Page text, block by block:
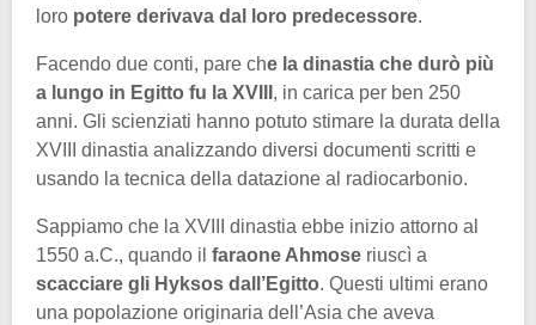
loro potere derivava dal loro predecessore.
Facendo due conti, pare che la dinastia che durò più
a lungo in Egitto fu la XVIII , in carica per ben 250
anni. Gli scienziati hanno potuto stimare la durata della
XVIII dinastia analizzando diversi documenti scritti e
usando la tecnica della datazione al radiocarbonio.
Sappiamo che la XVIII dinastia ebbe inizio attorno al
1550 a.C., quando il faraone Ahmose riuscì a
scacciare gli Hyksos dall’Egitto. Questi ultimi erano
una popolazione originaria dell’Asia che aveva